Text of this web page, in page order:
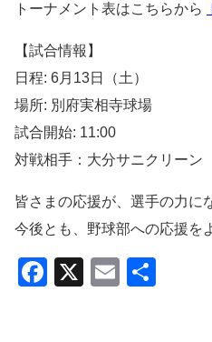
トーナメント表はこちらから
【試合情報】
日程: 6月13日（土）
場所: 別府実相寺球場
試合開始: 11:00
対戦相手：大分サニクリーン
皆さまの応援が、選手の力に
今後とも、野球部への応援を
F
X
E